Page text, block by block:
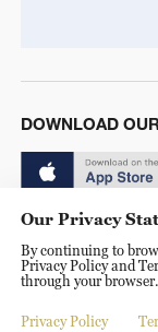
DOWNLOAD
© China Radio
Shijingshan Road,
Our Privacy
By continuing to
Privacy Policy and
through your browser.
Privacy Policy